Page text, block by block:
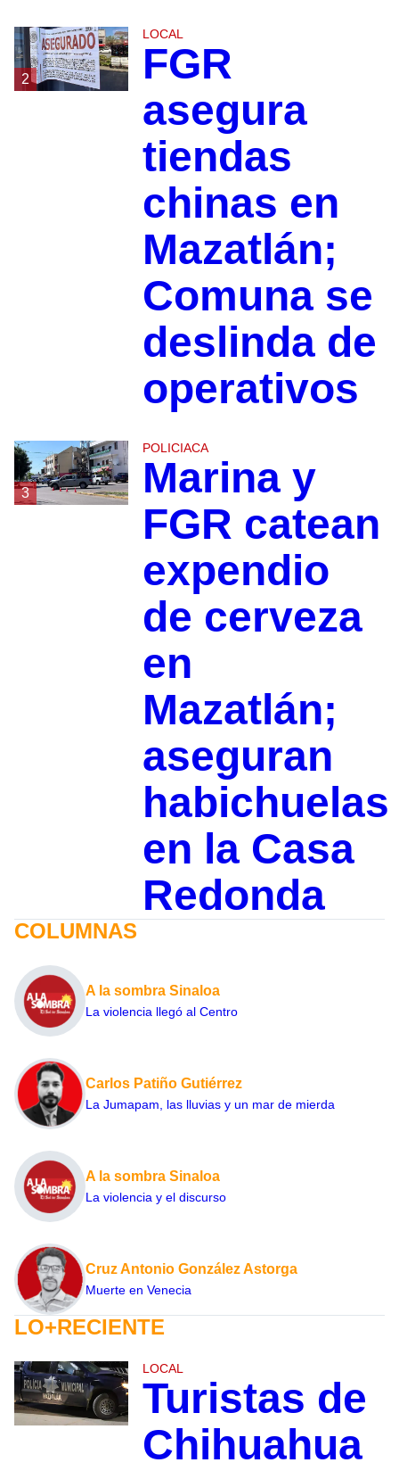
2
LOCAL
FGR
asegura
tiendas
chinas en
Mazatlán;
Comuna se
deslinda de
operativos
3
POLICIACA
Marina y
FGR catean
expendio
de cerveza
en
Mazatlán;
aseguran
habichuelas
en la Casa
Redonda
COLUMNAS
A la sombra Sinaloa
La violencia llegó al Centro
Carlos Patiño Gutiérrez
La Jumapam, las lluvias y un mar de mierda
A la sombra Sinaloa
La violencia y el discurso
Cruz Antonio González Astorga
Muerte en Venecia
LO+RECIENTE
LOCAL
Turistas de
Chihuahua